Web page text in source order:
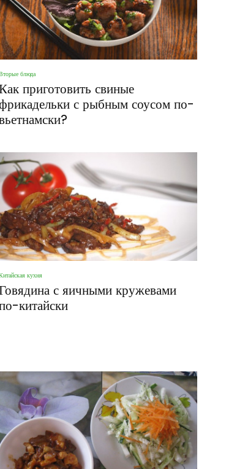
блюда
приготовить свиные
с рыбным соусом по-
кухня
с яичными кружевами
китайски